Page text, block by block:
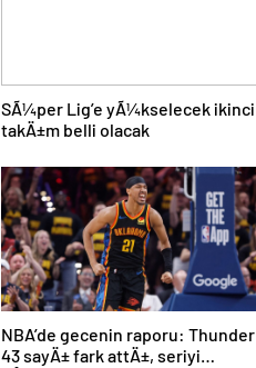
SÃ¼per Lig’e yÃ¼kselecek ikinci
takÄ±m belli olacak
NBA’de gecenin raporu: Thunder
43 sayÄ± fark attÄ±, seriyi